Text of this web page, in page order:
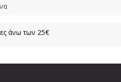
άνω των 25€